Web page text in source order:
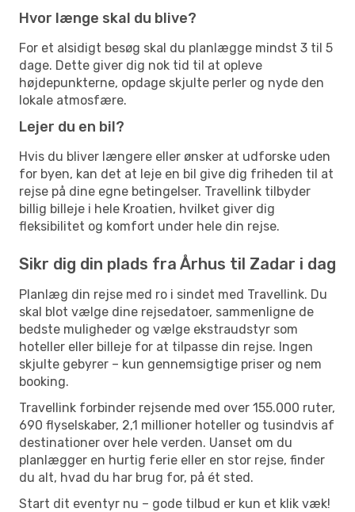
Hvor længe skal du blive?
For et alsidigt besøg skal du planlægge mindst 3 til 5
dage. Dette giver dig nok tid til at opleve
højdepunkterne, opdage skjulte perler og nyde den
lokale atmosfære.
Lejer du en bil?
Hvis du bliver længere eller ønsker at udforske uden
for byen, kan det at leje en bil give dig friheden til at
rejse på dine egne betingelser. Travellink tilbyder
billig billeje i hele Kroatien, hvilket giver dig
fleksibilitet og komfort under hele din rejse.
Sikr dig din plads fra Århus til Zadar i dag
Planlæg din rejse med ro i sindet med Travellink. Du
skal blot vælge dine rejsedatoer, sammenligne de
bedste muligheder og vælge ekstraudstyr som
hoteller eller billeje for at tilpasse din rejse. Ingen
skjulte gebyrer – kun gennemsigtige priser og nem
booking.
Travellink forbinder rejsende med over 155.000 ruter,
690 flyselskaber, 2,1 millioner hoteller og tusindvis af
destinationer over hele verden. Uanset om du
planlægger en hurtig ferie eller en stor rejse, finder
du alt, hvad du har brug for, på ét sted.
Start dit eventyr nu – gode tilbud er kun et klik væk!